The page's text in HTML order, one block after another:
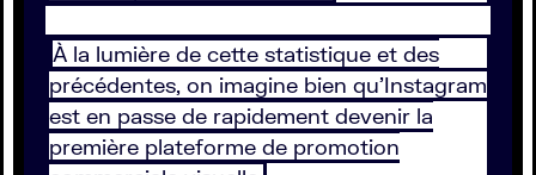
À la lumière de cette statistique et des
précédentes, on imagine bien qu’Instagram
est en passe de rapidement devenir la
première plateforme de promotion